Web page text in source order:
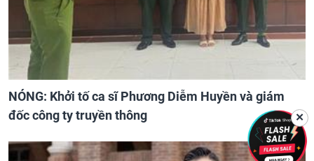
NÓNG: Khởi tố ca sĩ Phương Diễm Huyền và giám
đốc công ty truyền thông
✕